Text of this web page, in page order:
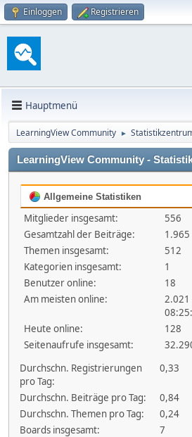
Einloggen Registrieren
Hauptmenü
LearningView Community ►
LearningView Community -
Allgemeine Statistiken
Mitglieder insgesamt:
556
Gesamtzahl der Beiträge:
1.965
Themen insgesamt:
512
Kategorien insgesamt:
1
Benutzer online:
18
Am meisten online:
2.021
Heute online:
128
Seitenaufrufe insgesamt:
Durchschn. Registrierungen
pro Tag:
0,33
Durchschn. Beiträge pro Tag:
0,84
Durchschn. Themen pro Tag:
0,24
Boards insgesamt:
7